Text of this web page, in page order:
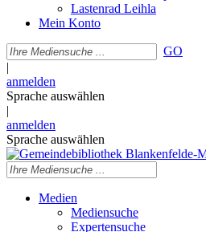
Lastenrad Leihla
Mein Konto
GO
|
anmelden
Sprache auswählen
|
anmelden
Sprache auswählen
Medien
Mediensuche
Expertensuche